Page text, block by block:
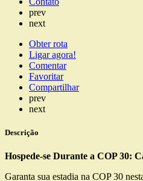
prev
next
Obter rota
Ligar agora!
Comentar
Favoritar
Compartilhar
prev
next
Descrição
Hospede-se Durante a COP 30:
Garanta sua estadia na COP 30